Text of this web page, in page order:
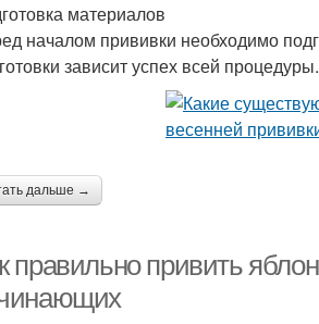
материалов
началом прививки необходимо
зависит успех всей процедуры.
дальше →
правильно привить